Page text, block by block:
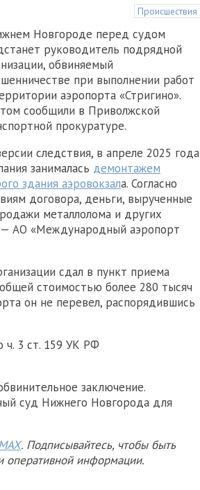
Происшествия
Новгороде перед судом
руководитель подрядной
обвиняемый
при выполнении работ
аэропорта «Стригино».
сообщили в Приволжской
прокуратуре.
следствия, в апреле 2025 года
занималась демонтажем
здания аэровокзала. Согласно
договора, деньги, вырученные
металлолома и других
— АО «Международный аэропорт
сдал в пункт приема
стоимостью более 280 тысяч
он не перевел, распорядившись
ч. 3 ст. 159 УК РФ
заключение.
суд Нижнего Новгорода для
. Подписывайтесь, чтобы быть
оперативной информации.